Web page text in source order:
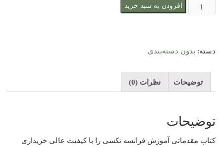
کتاب
مقدماتی
مخصوص
افزودن به سبد خرید
دسته: بدون دسته‌بندی
توضیحات نظرات (0)
توضیحات
کتاب مقدماتی آموزش فرانسه تکسی را با کیفیت عالی خریداری